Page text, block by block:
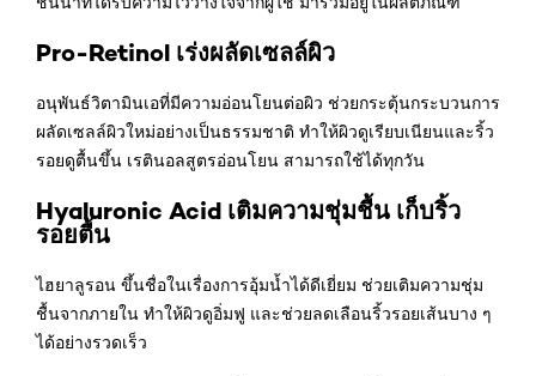
Pro-Retinol เร่งผลัดเซลล์ผิว
อนุพันธ์วิตามินเอที่มีความอ่อนโยนต่อผิว ช่วยกระตุ้นกระบวนการ
ผลัดเซลล์ผิวใหม่อย่างเป็นธรรมชาติ ทำให้ผิวดูเรียบเนียนและริ้ว
รอยดูตื้นขึ้น เรตินอลสูตรอ่อนโยน สามารถใช้ได้ทุกวัน
Hyaluronic Acid เติมความชุ่มชื้น เก็บริ้ว
รอยตื้น
ไฮยาลูรอน ขึ้นชื่อในเรื่องการอุ้มน้ำได้ดีเยี่ยม ช่วยเติมความชุ่ม
ชื้นจากภายใน ทำให้ผิวดูอิ่มฟู และช่วยลดเลือนริ้วรอยเส้นบาง ๆ
ได้อย่างรวดเร็ว